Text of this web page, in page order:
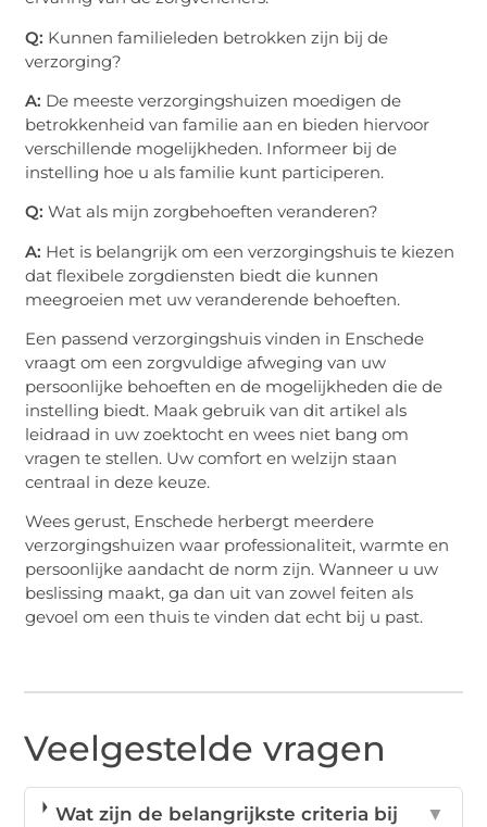
Q: Kunnen familieleden betrokken zijn bij de
verzorging?
A: De meeste verzorgingshuizen moedigen de
betrokkenheid van familie aan en bieden hiervoor
verschillende mogelijkheden. Informeer bij de
instelling hoe u als familie kunt participeren.
Q: Wat als mijn zorgbehoeften veranderen?
A: Het is belangrijk om een verzorgingshuis te kiezen
dat flexibele zorgdiensten biedt die kunnen
meegroeien met uw veranderende behoeften.
Een passend verzorgingshuis vinden in Enschede
vraagt om een zorgvuldige afweging van uw
persoonlijke behoeften en de mogelijkheden die de
instelling biedt. Maak gebruik van dit artikel als
leidraad in uw zoektocht en wees niet bang om
vragen te stellen. Uw comfort en welzijn staan
centraal in deze keuze.
Wees gerust, Enschede herbergt meerdere
verzorgingshuizen waar professionaliteit, warmte en
persoonlijke aandacht de norm zijn. Wanneer u uw
beslissing maakt, ga dan uit van zowel feiten als
gevoel om een thuis te vinden dat echt bij u past.
Veelgestelde vragen
Wat zijn de belangrijkste criteria bij ▼